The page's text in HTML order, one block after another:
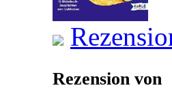
Rezension von